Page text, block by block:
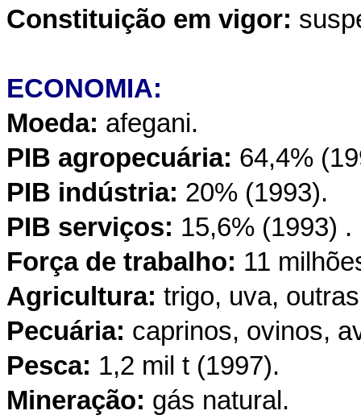
Constituição em vigor:
ECONOMIA:
Moeda: afegani.
PIB agropecuária: 64,4%
PIB indústria: 20% (1993).
PIB serviços: 15,6% (1993) .
Força de trabalho: 11
Agricultura: trigo, uva,
Pecuária: caprinos, ovinos,
Pesca: 1,2 mil t (1997).
Mineração: gás natural.